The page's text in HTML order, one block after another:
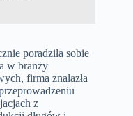
poradziła sobie
w branży
firma znalazła
z